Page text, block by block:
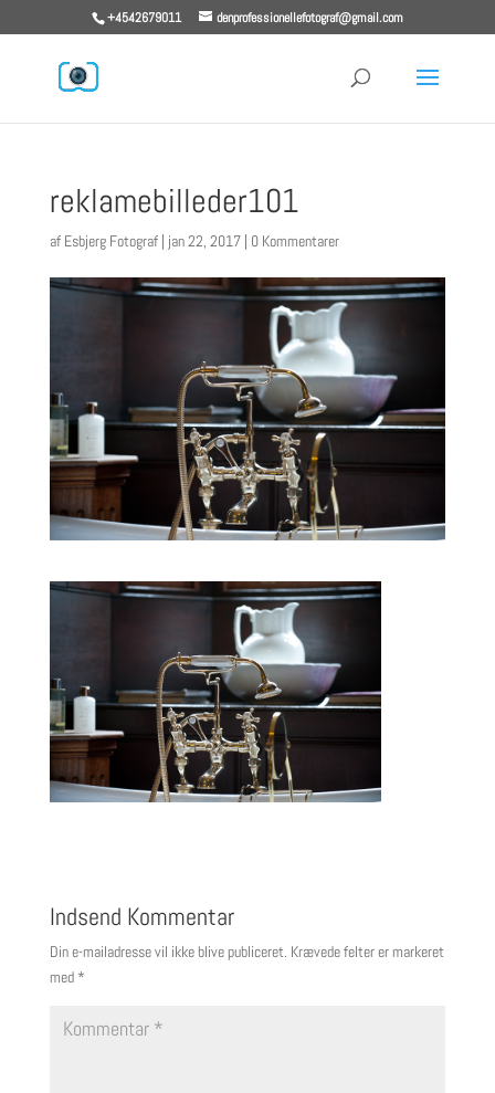
+4542679011 denprofessionellefotograf@gmail.com
reklamebilleder101
af Esbjerg Fotograf| jan 22, 2017| 0 Kommentarer
Indsend Kommentar
Din e-mailadresse vil ikke blive publiceret. Krævede felter er markeret
med *